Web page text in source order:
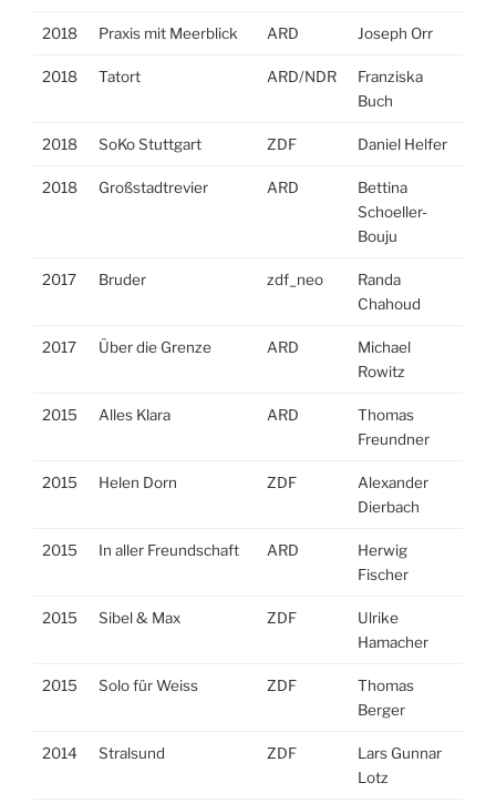
2018 Praxis mit Meerblick ARD Joseph Orr
2018 Tatort ARD/NDR
Franziska
Buch
2018 SoKo Stuttgart ZDF Daniel Helfer
2018 Großstadtrevier ARD
Bettina
Schoeller-
Bouju
2017 Bruder zdf_neo
Randa
Chahoud
2017 Über die Grenze ARD
Michael
Rowitz
2015 Alles Klara ARD
Thomas
Freundner
2015 Helen Dorn ZDF
Alexander
Dierbach
2015 In aller Freundschaft ARD
Herwig
Fischer
2015 Sibel & Max ZDF
Ulrike
Hamacher
2015 Solo für Weiss ZDF
Thomas
Berger
2014 Stralsund ZDF
Lars Gunnar
Lotz